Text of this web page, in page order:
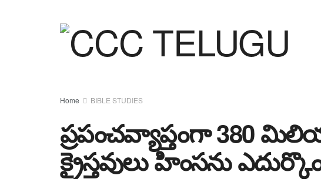
Home BIBLE STUDIES
ప్రపంచవ్యాప్తంగా 380
క్రైస్తవులు హింసను